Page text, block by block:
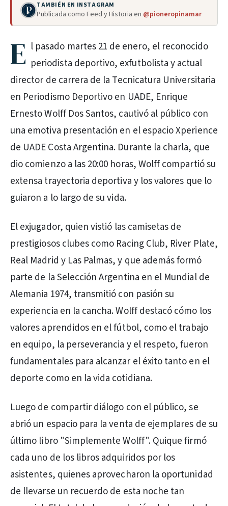
TAMBIÉN EN INSTAGRAM
Publicada como Feed y Historia en @pioneropinamar
E l pasado martes 21 de enero, el reconocido
periodista deportivo, exfutbolista y actual
director de carrera de la Tecnicatura Universitaria
en Periodismo Deportivo en UADE, Enrique
Ernesto Wolff Dos Santos, cautivó al público con
una emotiva presentación en el espacio Xperience
de UADE Costa Argentina. Durante la charla, que
dio comienzo a las 20:00 horas, Wolff compartió su
extensa trayectoria deportiva y los valores que lo
guiaron a lo largo de su vida.
El exjugador, quien vistió las camisetas de
prestigiosos clubes como Racing Club, River Plate,
Real Madrid y Las Palmas, y que además formó
parte de la Selección Argentina en el Mundial de
Alemania 1974, transmitió con pasión su
experiencia en la cancha. Wolff destacó cómo los
valores aprendidos en el fútbol, como el trabajo
en equipo, la perseverancia y el respeto, fueron
fundamentales para alcanzar el éxito tanto en el
deporte como en la vida cotidiana.
Luego de compartir diálogo con el público, se
abrió un espacio para la venta de ejemplares de su
último libro "Simplemente Wolff". Quique firmó
cada uno de los libros adquiridos por los
asistentes, quienes aprovecharon la oportunidad
de llevarse un recuerdo de esta noche tan